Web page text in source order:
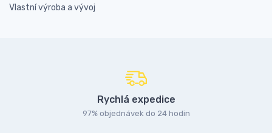
Vlastní výroba a vývoj
Rychlá expedice
97% objednávek do 24 hodin